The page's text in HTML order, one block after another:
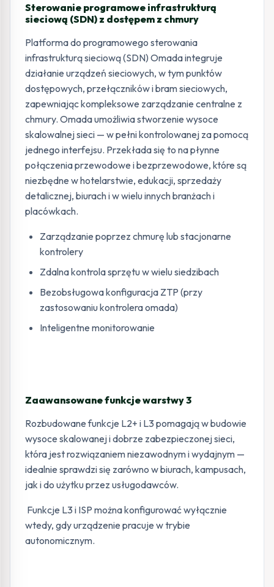
Sterowanie programowe infrastrukturą
sieciową (SDN) z dostępem z chmury
Platforma do programowego sterowania
infrastrukturą sieciową (SDN) Omada integruje
działanie urządzeń sieciowych, w tym punktów
dostępowych, przełączników i bram sieciowych,
zapewniając kompleksowe zarządzanie centralne z
chmury. Omada umożliwia stworzenie wysoce
skalowalnej sieci — w pełni kontrolowanej za pomocą
jednego interfejsu. Przekłada się to na płynne
połączenia przewodowe i bezprzewodowe, które są
niezbędne w hotelarstwie, edukacji, sprzedaży
detalicznej, biurach i w wielu innych branżach i
placówkach.
Zarządzanie poprzez chmurę lub stacjonarne
kontrolery
Zdalna kontrola sprzętu w wielu siedzibach
Bezobsługowa konfiguracja ZTP (przy
zastosowaniu kontrolera omada)
Inteligentne monitorowanie
Zaawansowane funkcje warstwy 3
Rozbudowane funkcje L2+ i L3 pomagają w budowie
wysoce skalowanej i dobrze zabezpieczonej sieci,
która jest rozwiązaniem niezawodnym i wydajnym —
idealnie sprawdzi się zarówno w biurach, kampusach,
jak i do użytku przez usługodawców.
Funkcje L3 i ISP można konfigurować wyłącznie
wtedy, gdy urządzenie pracuje w trybie
autonomicznym.